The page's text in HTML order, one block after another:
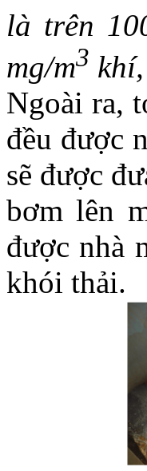
là trên
mg/m3
Ngoài ra,
đều được
sẽ được
bơm lên
được nhà
khói thải.